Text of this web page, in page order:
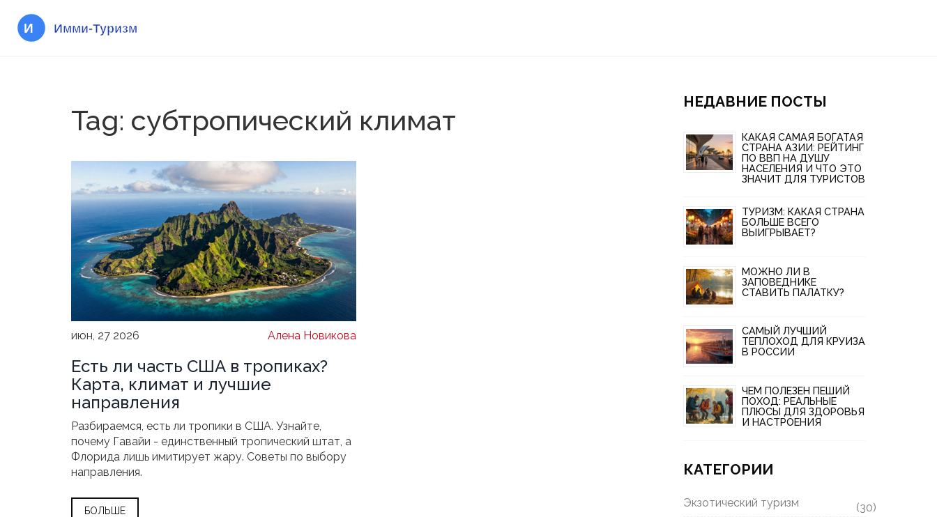
Tag: субтропический климат
июн, 27 2026 Алена Новикова
Есть ли часть США в тропиках?
Карта, климат и лучшие
направления
Разбираемся, есть ли тропики в США. Узнайте,
почему Гавайи - единственный тропический штат, а
Флорида лишь имитирует жару. Советы по выбору
направления.
БОЛЬШЕ
НЕДАВНИЕ ПОСТЫ
КАКАЯ САМАЯ БОГАТАЯ
СТРАНА АЗИИ: РЕЙТИНГ
ПО ВВП НА ДУШУ
НАСЕЛЕНИЯ И ЧТО ЭТО
ЗНАЧИТ ДЛЯ ТУРИСТОВ
ТУРИЗМ: КАКАЯ СТРАНА
БОЛЬШЕ ВСЕГО
ВЫИГРЫВАЕТ?
МОЖНО ЛИ В
ЗАПОВЕДНИКЕ
СТАВИТЬ ПАЛАТКУ?
САМЫЙ ЛУЧШИЙ
ТЕПЛОХОД ДЛЯ КРУИЗА
В РОССИИ
ЧЕМ ПОЛЕЗЕН ПЕШИЙ
ПОХОД: РЕАЛЬНЫЕ
ПЛЮСЫ ДЛЯ ЗДОРОВЬЯ
И НАСТРОЕНИЯ
КАТЕГОРИИ
Экзотический туризм
(30)